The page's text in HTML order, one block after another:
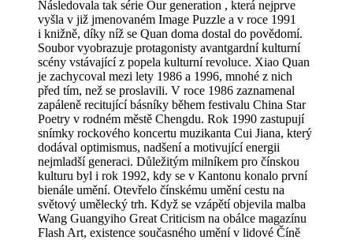
Následovala tak série Our generation , která nejprve
vyšla v již jmenovaném Image Puzzle a v roce 1991
i knižně, díky níž se Quan doma dostal do povědomí.
Soubor vyobrazuje protagonisty avantgardní kulturní
scény vstávající z popela kulturní revoluce. Xiao Quan
je zachycoval mezi lety 1986 a 1996, mnohé z nich
před tím, než se proslavili. V roce 1986 zaznamenal
zapáleně recitující básníky během festivalu China Star
Poetry v rodném městě Chengdu. Rok 1990 zastupují
snímky rockového koncertu muzikanta Cui Jiana, který
dodával optimismus, nadšení a motivující energii
nejmladší generaci. Důležitým milníkem pro čínskou
kulturu byl i rok 1992, kdy se v Kantonu konalo první
bienále umění. Otevřelo čínskému umění cestu na
světový umělecký trh. Když se vzápětí objevila malba
Wang Guangyiho Great Criticism na obálce magazínu
Flash Art, existence současného umění v lidové Číně